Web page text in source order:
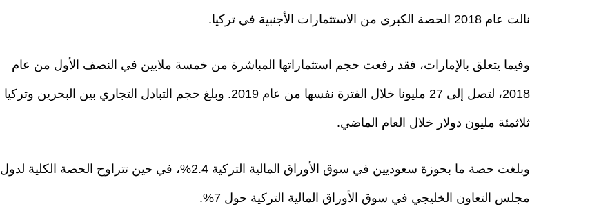
نالت عام 2018 الحصة الكبرى من الاستثمارات الأجنبية في تركيا.
وفيما يتعلق بالإمارات، فقد رفعت حجم استثماراتها المباشرة من خمسة ملايين في النصف الأول من عام
2018، لتصل إلى 27 مليونا خلال الفترة نفسها من عام 2019. وبلغ حجم التبادل التجاري بين البحرين وتركيا
ثلاثمئة مليون دولار خلال العام الماضي.
وبلغت حصة ما بحوزة سعوديين في سوق الأوراق المالية التركية 2.4%، في حين تتراوح الحصة الكلية لدول
مجلس التعاون الخليجي في سوق الأوراق المالية التركية حول 7%.